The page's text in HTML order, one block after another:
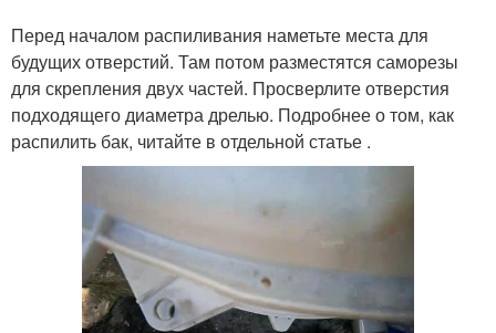
Перед началом распиливания наметьте места для
будущих отверстий. Там потом разместятся саморезы
для скрепления двух частей. Просверлите отверстия
подходящего диаметра дрелью. Подробнее о том, как
распилить бак, читайте в отдельной статье .